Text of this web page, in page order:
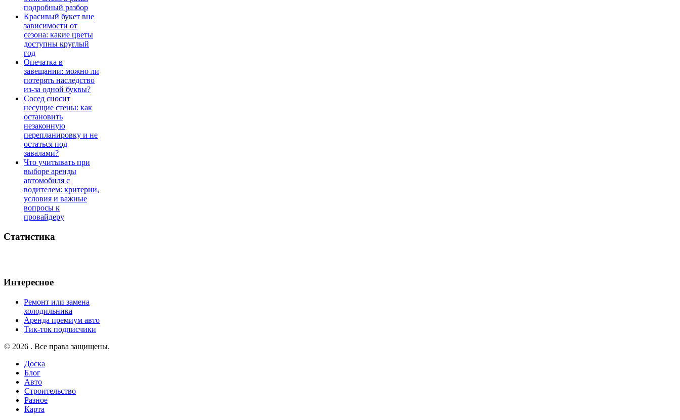
подробный разбор
Красивый букет вне
зависимости от
сезона: какие цветы
доступны круглый
год
Опечатка в
завещании: можно ли
потерять наследство
из-за одной буквы?
Сосед сносит
несущие стены: как
остановить
незаконную
перепланировку и не
остаться под
завалами?
Что учитывать при
выборе аренды
автомобиля с
водителем: критерии,
условия и важные
вопросы к
провайдеру
Статистика
Интересное
Ремонт или замена
холодильника
Аренда премиум авто
Тик-ток подписчики
© 2026 . Все права защищены.
Доска
Блог
Авто
Строительство
Разное
Карта